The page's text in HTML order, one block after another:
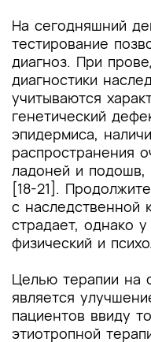
На сегодняшний
тестирование
диагноз. При
диагностики
учитываются
генетический
эпидермиса,
распространения
ладоней и подошв,
[18-21].
с наследственной
страдает, однако
физический и
Целью терапии на
является
пациентов ввиду
этиотропной